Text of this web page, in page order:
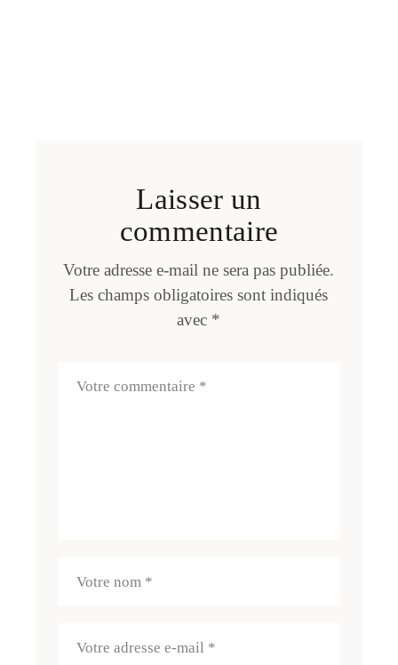
Laisser un
commentaire
Votre adresse e-mail ne sera pas publiée.
Les champs obligatoires sont indiqués
avec *